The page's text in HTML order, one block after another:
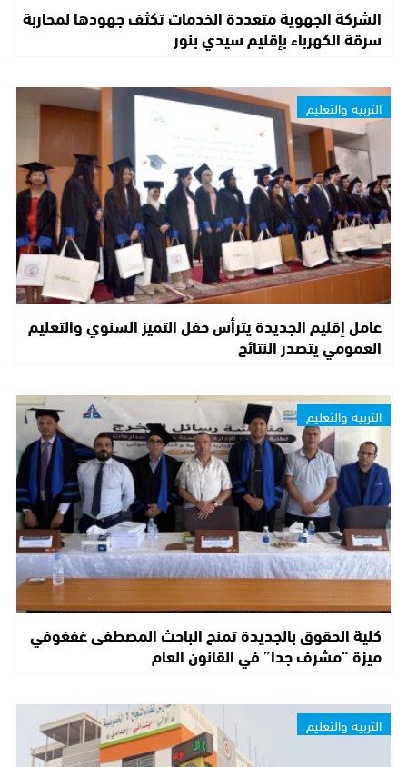
الشركة الجهوية متعددة الخدمات تكثف جهودها لمحاربة
سرقة الكهرباء بإقليم سيدي بنور
التربية والتعليم
عامل إقليم الجديدة يترأس حفل التميز السنوي والتعليم
العمومي يتصدر النتائج
التربية والتعليم
كلية الحقوق بالجديدة تمنح الباحث المصطفى غفغوفي
ميزة “مشرف جدا” في القانون العام
التربية والتعليم